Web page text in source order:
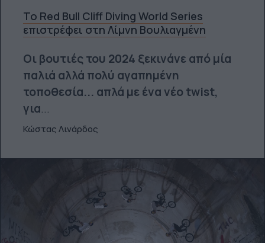
Το Red Bull Cliff Diving World Series
επιστρέφει στη Λίμνη Βουλιαγμένη
Οι βουτιές του 2024 ξεκινάνε από μία
παλιά αλλά πολύ αγαπημένη
τοποθεσία... απλά με ένα νέο twist,
για...
Κώστας Λινάρδος